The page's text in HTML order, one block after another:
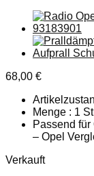
68,00 €
Menge : 1
Passend für
– Opel
Verkauft